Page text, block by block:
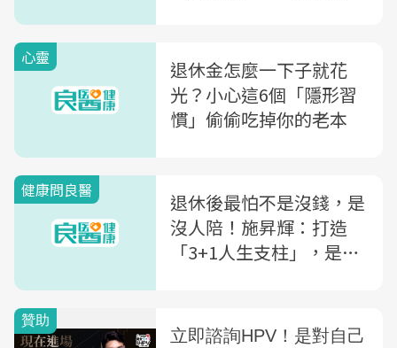
心靈
退休金怎麼一下子就花
光？小心這6個「隱形習
慣」偷偷吃掉你的老本
健康問良醫
退休後最怕不是沒錢，是
沒人陪！施昇輝：打造
「3+1人生支柱」，是老